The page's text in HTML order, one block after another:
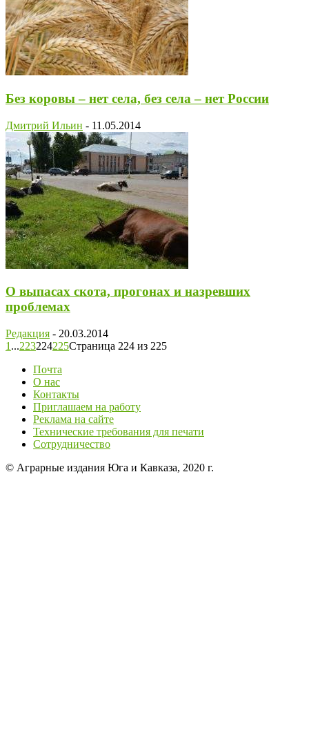
Без коровы – нет села, без села – нет России
Дмитрий Ильин - 11.05.2014
О выпасах скота, прогонах и назревших
проблемах
Редакция - 20.03.2014
1 ...223224225Страница 224 из 225
Почта
О нас
Контакты
Приглашаем на работу
Реклама на сайте
Технические требования для печати
Сотрудничество
© Аграрные издания Юга и Кавказа, 2020 г.